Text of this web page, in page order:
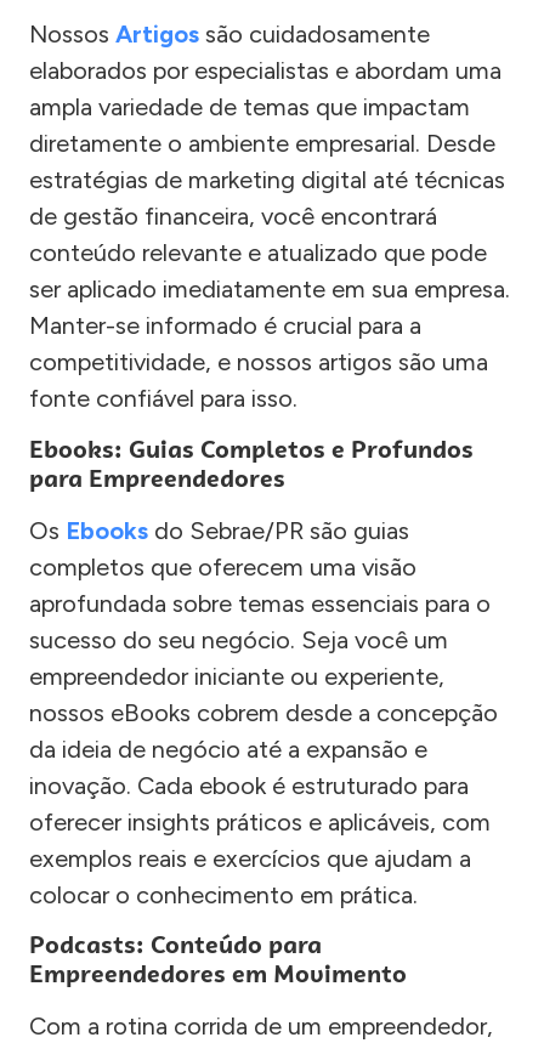
Nossos Artigos são cuidadosamente
elaborados por especialistas e abordam uma
ampla variedade de temas que impactam
diretamente o ambiente empresarial. Desde
estratégias de marketing digital até técnicas
de gestão financeira, você encontrará
conteúdo relevante e atualizado que pode
ser aplicado imediatamente em sua empresa.
Manter-se informado é crucial para a
competitividade, e nossos artigos são uma
fonte confiável para isso.
Ebooks: Guias Completos e Profundos
para Empreendedores
Os Ebooks do Sebrae/PR são guias
completos que oferecem uma visão
aprofundada sobre temas essenciais para o
sucesso do seu negócio. Seja você um
empreendedor iniciante ou experiente,
nossos eBooks cobrem desde a concepção
da ideia de negócio até a expansão e
inovação. Cada ebook é estruturado para
oferecer insights práticos e aplicáveis, com
exemplos reais e exercícios que ajudam a
colocar o conhecimento em prática.
Podcasts: Conteúdo para
Empreendedores em Movimento
Com a rotina corrida de um empreendedor,